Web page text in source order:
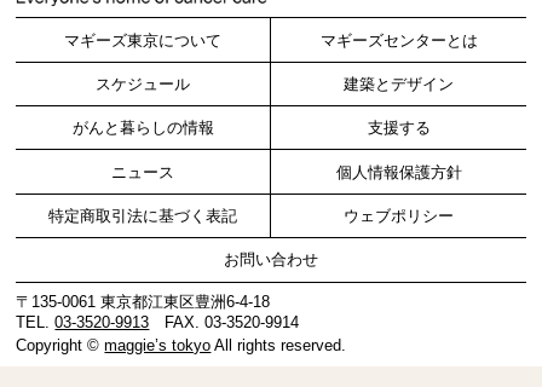
マギーズ東京について マギーズセンターとは
スケジュール 建築とデザイン
がんと暮らしの情報 支援する
ニュース 個人情報保護方針
特定商取引法に基づく表記 ウェブポリシー
お問い合わせ
〒135-0061 東京都江東区豊洲6-4-18
TEL.03-3520-9913 FAX. 03-3520-9914
Copyright ©maggie’s tokyo All rights reserved.